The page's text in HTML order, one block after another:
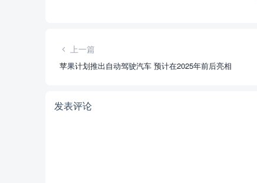
上一篇
苹果计划推出自动驾驶汽车 预计在2025年前后亮相
发表评论